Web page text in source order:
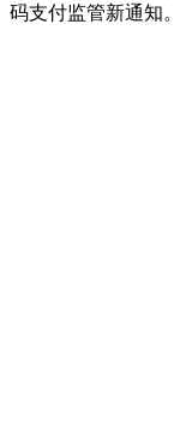
码支付监管新通知。